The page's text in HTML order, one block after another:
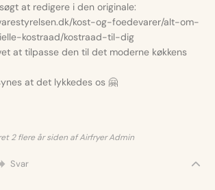
at redigere i den originale:
kost-og-foedevarer/alt-om-
kostraad/kostraad-til-dig
at tilpasse den til det moderne køkkens
at det lykkedes os 🤗
2 flere år siden af Airfryer Admin
Svar